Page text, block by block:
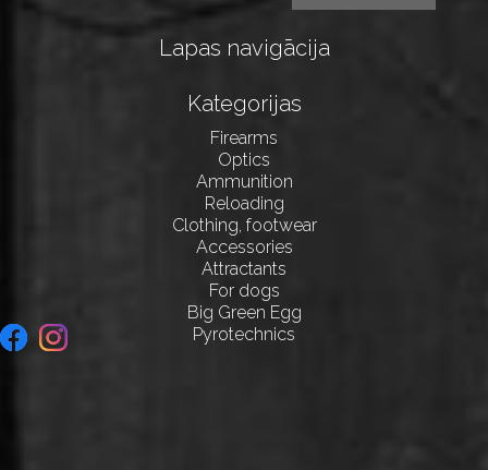
Lapas navigācija
Kategorijas
Firearms
Optics
Ammunition
Reloading
Clothing, footwear
Accessories
Attractants
For dogs
Big Green Egg
Pyrotechnics